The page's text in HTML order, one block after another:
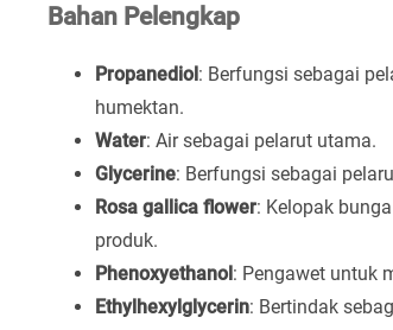
Bahan Pelengkap
Propanediol: Berfungsi sebagai
humektan.
Water: Air sebagai pelarut utama.
Glycerine: Berfungsi sebagai
Rosa gallica flower: Kelopak
produk.
Phenoxyethanol: Pengawet untuk
Ethylhexylglycerin: Bertindak